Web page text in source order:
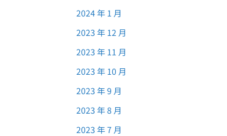
2024 年 1 月
2023 年 12 月
2023 年 11 月
2023 年 10 月
2023 年 9 月
2023 年 8 月
2023 年 7 月